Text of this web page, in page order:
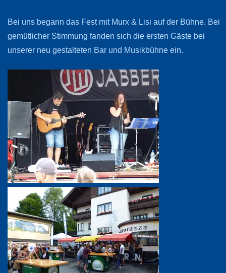
Bei uns begann das Fest mit Murx & Lisi auf der Bühne. Bei
gemütlicher Stimmung fanden sich die ersten Gäste bei
unserer neu gestalteten Bar und Musikbühne ein.